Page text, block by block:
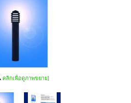
คลิกเพื่อดูภาพขยาย]